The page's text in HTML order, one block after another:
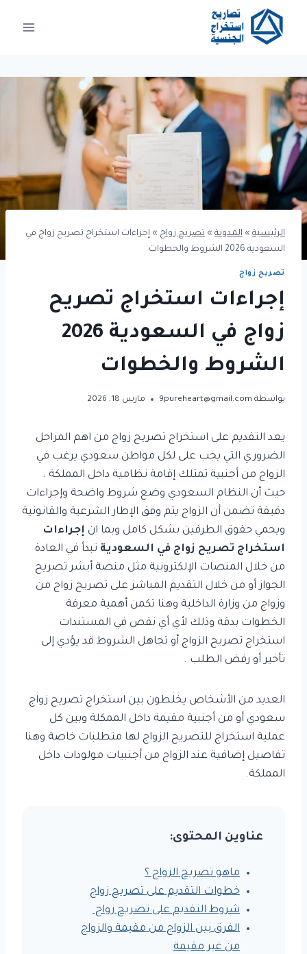
المحتوى
الرئيسية » المدونة » تصريح زواج » إجراءات استخراج تصريح زواج في
السعودية 2026 الشروط والخطوات
تصريح زواج
إجراءات استخراج تصريح
زواج في السعودية 2026
الشروط والخطوات
بواسطة 9pureheart@gmail.com مارس 18, 2026
يعد التقديم على استخراج تصريح زواج من اهم المراحل
الضروري التي يجب على لكل مواطن سعودي يرغب في
الزواج من أجنبية تمتلك إقامة نظامية داخل المملكة .
حيث أن النظام السعودي وضع شروط واضحة وإجراءات
دقيقة تضمن أن الزواج يتم وفق الإطار الشرعية والقانونية
ويحمي حقوق الطرفين بشكل كامل وبما ان إجراءات
استخراج تصريح زواج في السعودية تبدأ في العادة
من خلال المنصات الإلكترونية مثل منصة أبشر تصريح
الجواز أو من خلال التقديم المباشر على تصريح زواج من
وزواج من وزارة الداخلية وهنا تكمن أهمية معرفة
الخطوات بدقة وذلك لأي أي نقص في المستندات
استخراج تصريح الزواج أو تجاهل الشروط قد يؤدي إلى
تأخير أو رفض الطلب .
العديد من الأشخاص يخلطون بين استخراج تصريح زواج
سعودي أو من أجنبية مقيمة داخل الممكلة وبين كل
عملية استخراج للتصريح الزواج لها متطلبات خاصة وهنا
تفاصيل إضافية عند الزواج من أجنبيات مولودات داخل
المملكة.
عناوين المحتوى:
ماهو تصريح الزواج ؟
خطوات التقديم على تصريح زواج
شروط التقديم على تصريح زواج
الفرق بين الزواج من مقيمة والزواج
من غير مقيمة